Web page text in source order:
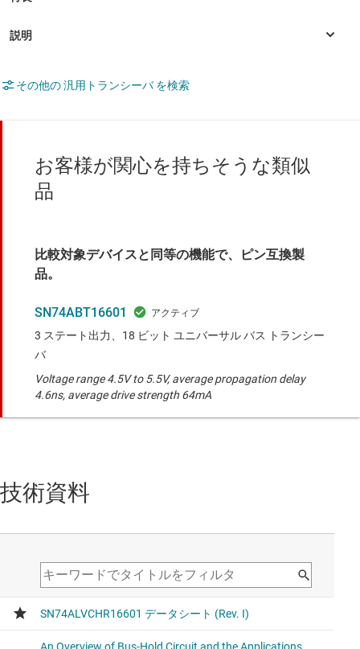
その他の 汎用トランシーバ を検索
お客様が関心を持ちそうな類似
品
比較対象デバイスと同等の機能で、ピン互換製
品。
SN74ABT16601
3 ステート出力、18 ビット ユニバーサル バス トランシー
バ
Voltage range 4.5V to 5.5V, average propagation delay
4.6ns, average drive strength 64mA
技術資料